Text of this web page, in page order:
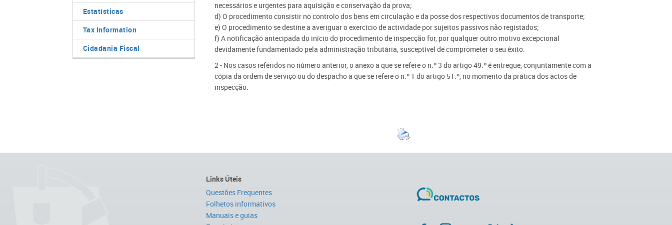
Estatísticas
Tax Information
Cidadania Fiscal
necessários e urgentes para aquisição e conservação da prova;
d) O procedimento consistir no controlo dos bens em circulação e da posse dos respectivos documentos de transporte;
e) O procedimento se destine a averiguar o exercício de actividade por sujeitos passivos não registados;
f) A notificação antecipada do início do procedimento de inspecção for, por qualquer outro motivo excepcional
devidamente fundamentado pela administração tributária, susceptível de comprometer o seu êxito.
2 - Nos casos referidos no número anterior, o anexo a que se refere o n.º 3 do artigo 49.º é entregue, conjuntamente com a
cópia da ordem de serviço ou do despacho a que se refere o n.º 1 do artigo 51.º, no momento da prática dos actos de
inspecção.
Links Úteis
Questões Frequentes
Folhetos informativos
Manuais e guias